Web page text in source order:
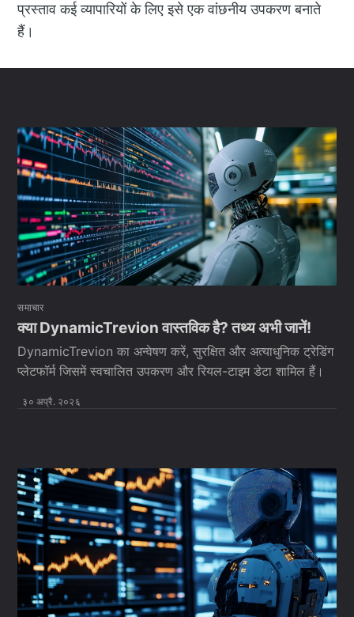
प्रस्ताव कई व्यापारियों के लिए इसे एक वांछनीय उपकरण बनाते
हैं।
समाचार
क्या DynamicTrevion वास्तविक है? तथ्य अभी जानें!
DynamicTrevion का अन्वेषण करें, सुरक्षित और अत्याधुनिक ट्रेडिंग
प्लेटफॉर्म जिसमें स्वचालित उपकरण और रियल-टाइम डेटा शामिल हैं।
३० अप्रै. २०२६